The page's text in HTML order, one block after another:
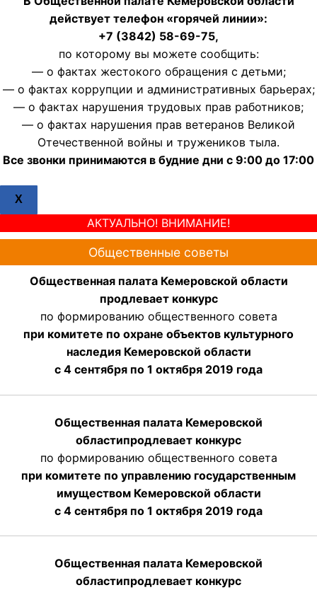
действует телефон «горячей линии»:
+7 (3842) 58-69-75,
по которому вы можете сообщить:
— о фактах жестокого обращения с детьми;
— о фактах коррупции и административных барьерах;
— о фактах нарушения трудовых прав работников;
— о фактах нарушения прав ветеранов Великой
Отечественной войны и тружеников тыла.
Все звонки принимаются в будние дни с 9:00 до 17:00
X
АКТУАЛЬНО! ВНИМАНИЕ!
Общественные советы
Общественная палата Кемеровской области
продлевает конкурс
по формированию общественного совета
при комитете по охране объектов культурного
наследия Кемеровской области
с 4 сентября по 1 октября 2019 года
Общественная палата Кемеровской
областипродлевает конкурс
по формированию общественного совета
при комитете по управлению государственным
имуществом Кемеровской области
с 4 сентября по 1 октября 2019 года
Общественная палата Кемеровской
областипродлевает конкурс